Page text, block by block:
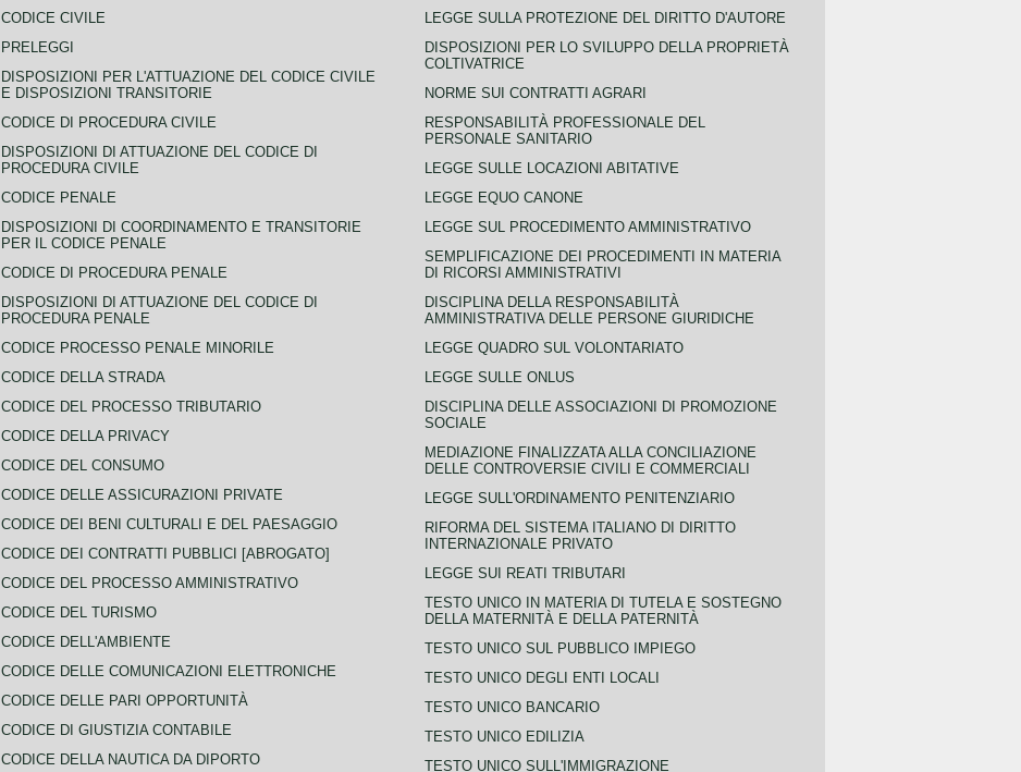
CODICE CIVILE
PRELEGGI
DISPOSIZIONI PER L'ATTUAZIONE DEL CODICE CIVILE
E DISPOSIZIONI TRANSITORIE
CODICE DI PROCEDURA CIVILE
DISPOSIZIONI DI ATTUAZIONE DEL CODICE DI
PROCEDURA CIVILE
CODICE PENALE
DISPOSIZIONI DI COORDINAMENTO E TRANSITORIE
PER IL CODICE PENALE
CODICE DI PROCEDURA PENALE
DISPOSIZIONI DI ATTUAZIONE DEL CODICE DI
PROCEDURA PENALE
CODICE PROCESSO PENALE MINORILE
CODICE DELLA STRADA
CODICE DEL PROCESSO TRIBUTARIO
CODICE DELLA PRIVACY
CODICE DEL CONSUMO
CODICE DELLE ASSICURAZIONI PRIVATE
CODICE DEI BENI CULTURALI E DEL PAESAGGIO
CODICE DEI CONTRATTI PUBBLICI [ABROGATO]
CODICE DEL PROCESSO AMMINISTRATIVO
CODICE DEL TURISMO
CODICE DELL'AMBIENTE
CODICE DELLE COMUNICAZIONI ELETTRONICHE
CODICE DELLE PARI OPPORTUNITÀ
CODICE DI GIUSTIZIA CONTABILE
CODICE DELLA NAUTICA DA DIPORTO
LEGGE SULLA PROTEZIONE DEL DIRITTO D'AUTORE
DISPOSIZIONI PER LO SVILUPPO DELLA PROPRIETÀ
COLTIVATRICE
NORME SUI CONTRATTI AGRARI
RESPONSABILITÀ PROFESSIONALE DEL
PERSONALE SANITARIO
LEGGE SULLE LOCAZIONI ABITATIVE
LEGGE EQUO CANONE
LEGGE SUL PROCEDIMENTO AMMINISTRATIVO
SEMPLIFICAZIONE DEI PROCEDIMENTI IN MATERIA
DI RICORSI AMMINISTRATIVI
DISCIPLINA DELLA RESPONSABILITÀ
AMMINISTRATIVA DELLE PERSONE GIURIDICHE
LEGGE QUADRO SUL VOLONTARIATO
LEGGE SULLE ONLUS
DISCIPLINA DELLE ASSOCIAZIONI DI PROMOZIONE
SOCIALE
MEDIAZIONE FINALIZZATA ALLA CONCILIAZIONE
DELLE CONTROVERSIE CIVILI E COMMERCIALI
LEGGE SULL'ORDINAMENTO PENITENZIARIO
RIFORMA DEL SISTEMA ITALIANO DI DIRITTO
INTERNAZIONALE PRIVATO
LEGGE SUI REATI TRIBUTARI
TESTO UNICO IN MATERIA DI TUTELA E SOSTEGNO
DELLA MATERNITÀ E DELLA PATERNITÀ
TESTO UNICO SUL PUBBLICO IMPIEGO
TESTO UNICO DEGLI ENTI LOCALI
TESTO UNICO BANCARIO
TESTO UNICO EDILIZIA
TESTO UNICO SULL'IMMIGRAZIONE